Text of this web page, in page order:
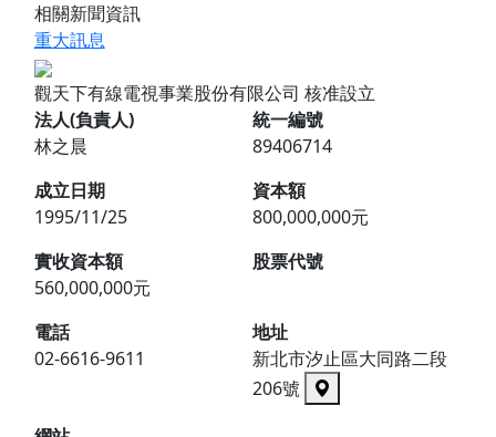
相關新聞資訊
重大訊息
觀天下有線電視事業股份有限公司 核准設立
法人(負責人)
林之晨
統一編號
89406714
成立日期
1995/11/25
資本額
800,000,000元
實收資本額
560,000,000元
股票代號
電話
02-6616-9611
地址
新北市汐止區大同路二段
206號